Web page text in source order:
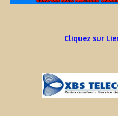
Cliquez sur